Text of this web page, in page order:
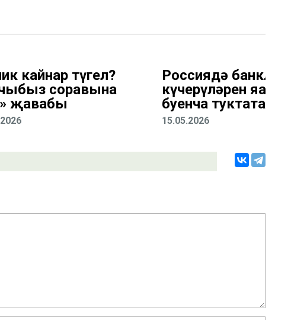
кайнар түгел?
соравына
җавабы
Россиядә банклар
күчерүләрен яңа
буенча туктата
15.05.2026